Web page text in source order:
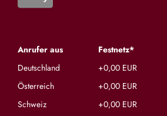
Anrufer aus Festnetz*
Deutschland
+0,00 EUR
Österreich
+0,00 EUR
Schweiz
+0,00 EUR